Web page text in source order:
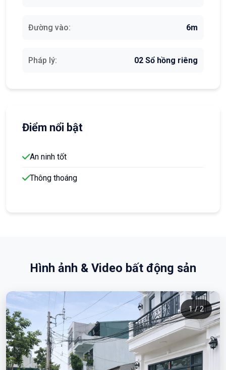
Đường vào: 6m
Pháp lý: 02 Sổ hồng riêng
Điểm nổi bật
An ninh tốt
Thông thoáng
Hình ảnh & Video bất động sản
1 / 2